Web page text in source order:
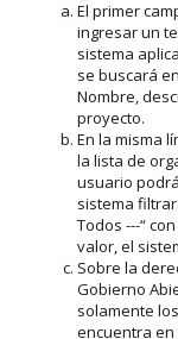
El primer
ingresar un
sistema
se buscará
Nombre,
proyecto.
En la misma
la lista de
usuario
sistema
Todos ---“
valor, el
Sobre la
Gobierno
solamente
encuentra en